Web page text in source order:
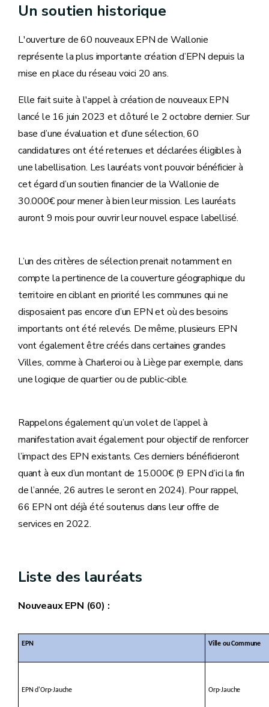
Un soutien historique
L'ouverture de 60 nouveaux EPN de Wallonie
représente la plus importante création d’EPN depuis la
mise en place du réseau voici 20 ans.
Elle fait suite à l'appel à création de nouveaux EPN
lancé le 16 juin 2023 et clôturé le 2 octobre dernier. Sur
base d’une évaluation et d’une sélection, 60
candidatures ont été retenues et déclarées éligibles à
une labellisation. Les lauréats vont pouvoir bénéficier à
cet égard d’un soutien financier de la Wallonie de
30.000€ pour mener à bien leur mission. Les lauréats
auront 9 mois pour ouvrir leur nouvel espace labellisé.
L’un des critères de sélection prenait notamment en
compte la pertinence de la couverture géographique du
territoire en ciblant en priorité les communes qui ne
disposaient pas encore d’un EPN et où des besoins
importants ont été relevés. De même, plusieurs EPN
vont également être créés dans certaines grandes
Villes, comme à Charleroi ou à Liège par exemple, dans
une logique de quartier ou de public-cible.
Rappelons également qu’un volet de l’appel à
manifestation avait également pour objectif de renforcer
l’impact des EPN existants. Ces derniers bénéficieront
quant à eux d’un montant de 15.000€ (9 EPN d’ici la fin
de l’année, 26 autres le seront en 2024). Pour rappel,
66 EPN ont déjà été soutenus dans leur offre de
services en 2022.
Liste des lauréats
Nouveaux EPN (60) :
EPN Ville ou Commune
EPN d'Orp-Jauche Orp-Jauche